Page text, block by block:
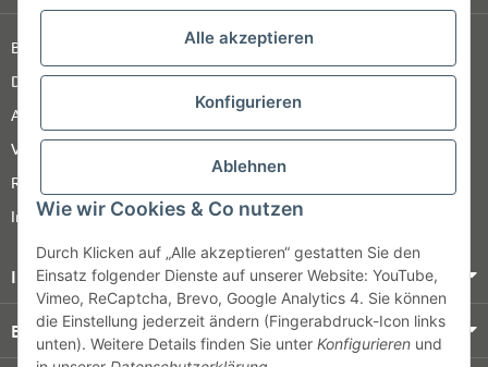
Alle akzeptieren
Konfigurieren
Ablehnen
Wie wir Cookies & Co nutzen
Durch Klicken auf „Alle akzeptieren“ gestatten Sie den
Einsatz folgender Dienste auf unserer Website: YouTube,
Vimeo, ReCaptcha, Brevo, Google Analytics 4. Sie können
die Einstellung jederzeit ändern (Fingerabdruck-Icon links
unten). Weitere Details finden Sie unter Konfigurieren und
Barrierefreiheitserklärung
Datenschutz
AGB
Versandinformationen
Retour
Impressum
Informationen
Bezahlung & Versand